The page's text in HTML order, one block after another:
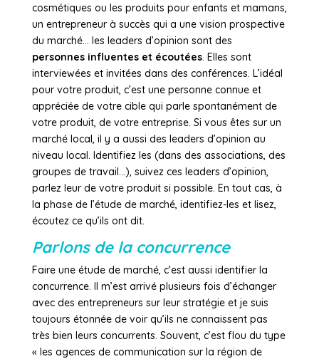
cosmétiques ou les produits pour enfants et mamans,
un entrepreneur à succès qui a une vision prospective
du marché… les leaders d’opinion sont des
personnes influentes et écoutées. Elles sont
interviewées et invitées dans des conférences. L’idéal
pour votre produit, c’est une personne connue et
appréciée de votre cible qui parle spontanément de
votre produit, de votre entreprise. Si vous êtes sur un
marché local, il y a aussi des leaders d’opinion au
niveau local. Identifiez les (dans des associations, des
groupes de travail…), suivez ces leaders d’opinion,
parlez leur de votre produit si possible. En tout cas, à
la phase de l’étude de marché, identifiez-les et lisez,
écoutez ce qu’ils ont dit.
Parlons de la concurrence
Faire une étude de marché, c’est aussi identifier la
concurrence. Il m’est arrivé plusieurs fois d’échanger
avec des entrepreneurs sur leur stratégie et je suis
toujours étonnée de voir qu’ils ne connaissent pas
très bien leurs concurrents. Souvent, c’est flou du type
« les agences de communication sur la région de